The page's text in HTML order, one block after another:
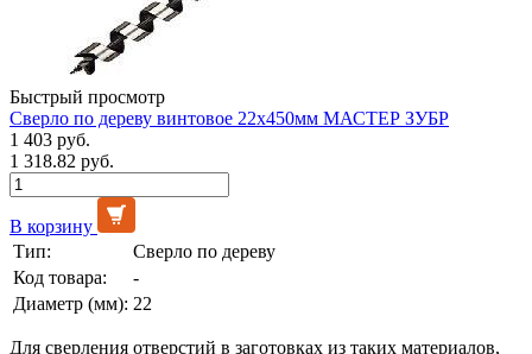
Быстрый просмотр
Сверло по дереву винтовое 22х450мм МАСТЕР ЗУБР
1 403 руб.
1 318.82 руб.
В корзину
Тип:
Сверло по дереву
Код товара:
-
Диаметр (мм): 22
Для сверления отверстий в заготовках из таких материалов,